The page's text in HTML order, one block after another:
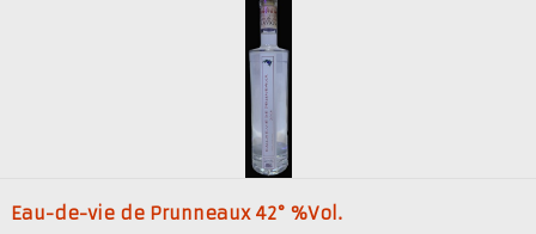
Eau-de-vie de Prunneaux 42° %Vol.